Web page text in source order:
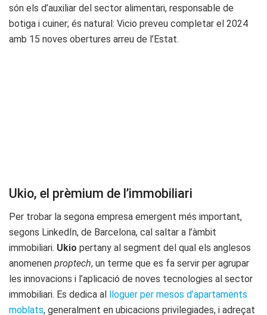
són els d’auxiliar del sector alimentari, responsable de
botiga i cuiner; és natural: Vicio preveu completar el 2024
amb 15 noves obertures arreu de l’Estat.
Ukio, el prèmium de l’immobiliari
Per trobar la segona empresa emergent més important,
segons LinkedIn, de Barcelona, cal saltar a l’àmbit
immobiliari. Ukio pertany al segment del qual els anglesos
anomenen proptech, un terme que es fa servir per agrupar
les innovacions i l’aplicació de noves tecnologies al sector
immobiliari. Es dedica al lloguer per mesos d’apartaments
moblats, generalment en ubicacions privilegiades, i adreçat